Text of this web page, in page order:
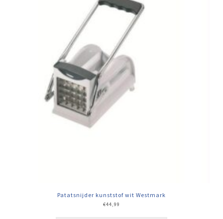
Patatsnijder kunststof wit Westmark
€44,99